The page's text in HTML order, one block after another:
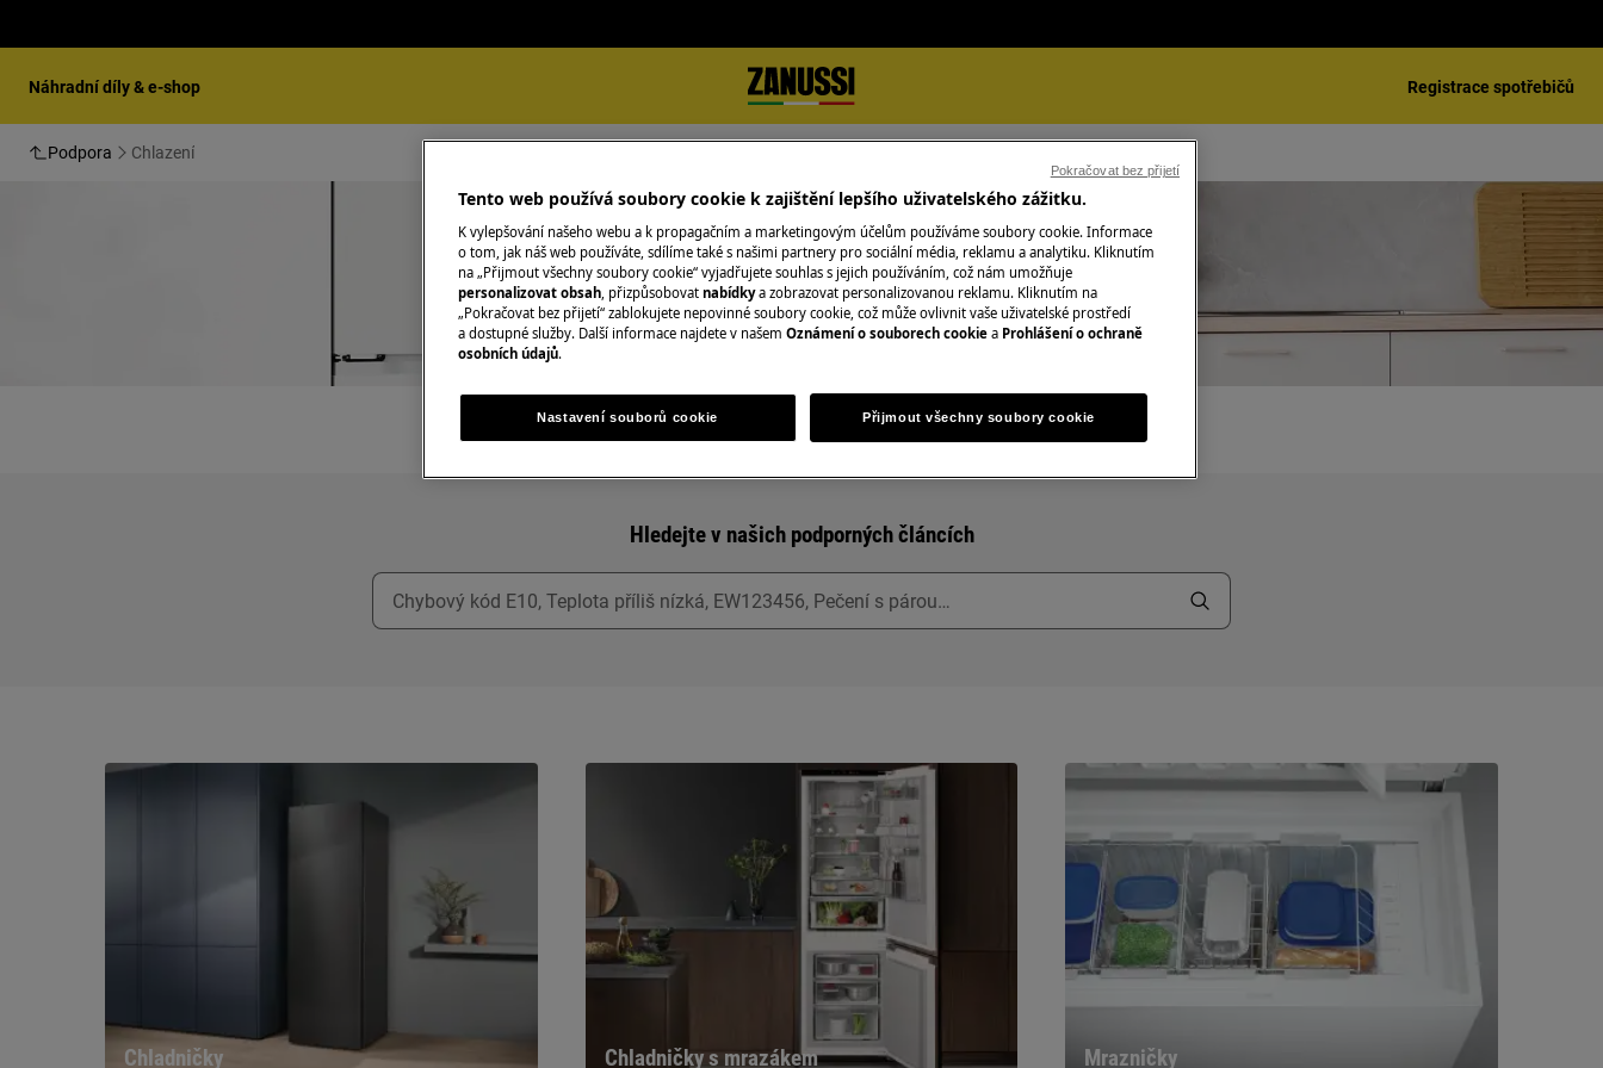
Náhradní díly & e-shop Registrace spotřebičů
Podpora Chlazení
Podpora pro Chlazení
Hledejte v našich podporných článcích
Chladničky Chladničky s mrazákem Mrazničky
Tento web používá soubory cookie k zajištění lepšího uživatelského zážitku.
K vylepšování našeho webu a k propagačním a marketingovým účelům používáme soubory cookie. Informace
o tom, jak náš web používáte, sdílíme také s našimi partnery pro sociální média, reklamu a analytiku. Kliknutím
na „Přijmout všechny soubory cookie“ vyjadřujete souhlas s jejich používáním, což nám umožňuje
personalizovat obsah , přizpůsobovat nabídkya zobrazovat personalizovanou reklamu. Kliknutím na
„Pokračovat bez přijetí“ zablokujete nepovinné soubory cookie, což může ovlivnit vaše uživatelské prostředí
a dostupné služby. Další informace najdete v našem Oznámení o souborech cookie a Prohlášení o ochraně
osobních údajů.
Nastavení souborů cookie Přijmout všechny soubory cookie
Pokračovat bez přijetí